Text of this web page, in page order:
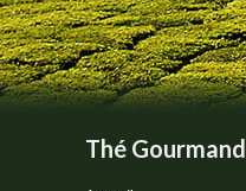
Thé Gourmand